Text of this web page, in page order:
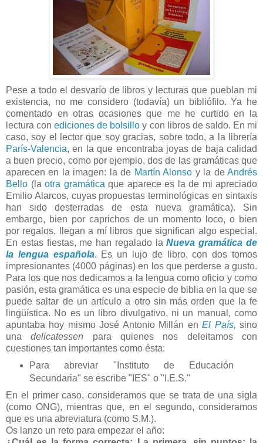
Pese a todo el desvarío de libros y lecturas que pueblan mi
existencia, no me considero (todavía) un bibliófilo. Ya he
comentado en otras ocasiones que me he curtido en la
lectura conediciones de bolsillo y con libros de saldo. En mi
caso, soy el lector que soy gracias, sobre todo, a la librería
París-Valencia, en la que encontraba joyas de baja calidad
a buen precio, como por ejemplo, dos de las gramáticas que
aparecen en la imagen: la de Martín Alonso y la deAndrés
Bello (la otra gramática que aparece es la de mi apreciado
Emilio Alarcos, cuyas propuestas terminológicas en sintaxis
han sido desterradas de esta nueva gramática). Sin
embargo, bien por caprichos de un momento loco, o bien
por regalos, llegan a mí libros que significan algo especial.
En estas fiestas, me han regalado laNueva gramática de
la lengua española. Es un lujo de libro, con dos tomos
impresionantes (4000 páginas) en los que perderse a gusto.
Para los que nos dedicamos a la lengua como oficio y como
pasión, esta gramática es una especie de biblia en la que se
puede saltar de un artículo a otro sin más orden que la fe
lingüística. No es un libro divulgativo, ni un manual, como
apuntaba hoy mismo José Antonio Millán enEl País, sino
unadelicatessen para quienes nos deleitamos con
cuestiones tan importantes como ésta:
Para abreviar "Instituto de Educación
Secundaria" se escribe "IES" o "I.E.S."
En el primer caso, consideramos que se trata de una sigla
(como ONG), mientras que, en el segundo, consideramos
que es una abreviatura (como S.M.).
Os lanzo un reto para empezar el año: